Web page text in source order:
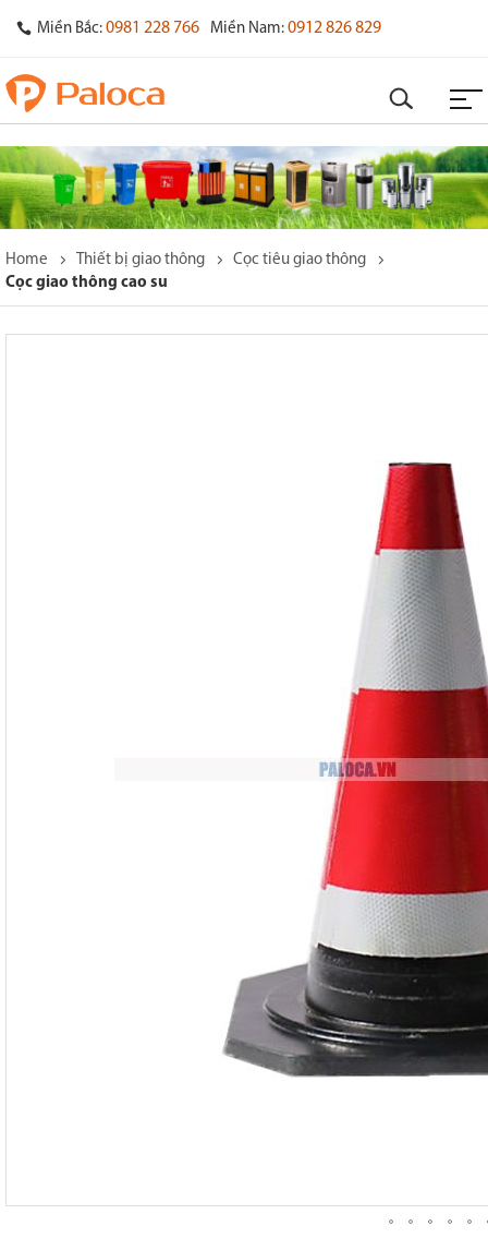
Miền Bắc: 0981 228 766 Miền Nam: 0912 826 829
Home Thiết bị giao thông
Cọc tiêu giao thông
Cọc giao thông cao su